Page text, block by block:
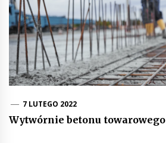
7 LUTEGO 2022
Wytwórnie betonu towarowego